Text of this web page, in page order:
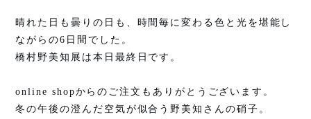
晴れた日も曇りの日も、時間毎に変わる色と光を堪能し
ながらの6 日間でした。
橋村野美知展は本日最終日です。
online shopからのご注文もありがとうございます。
冬の午後の澄んだ空気が似合う野美知さんの硝子。